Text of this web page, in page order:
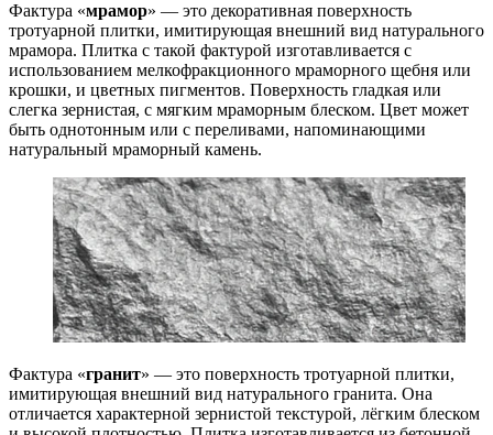
Фактура «мрамор» — это декоративная поверхность
тротуарной плитки, имитирующая внешний вид натурального
мрамора. Плитка с такой фактурой изготавливается с
использованием мелкофракционного мраморного щебня или
крошки, и цветных пигментов. Поверхность гладкая или
слегка зернистая, с мягким мраморным блеском. Цвет может
быть однотонным или с переливами, напоминающими
натуральный мраморный камень.
Фактура «гранит» — это поверхность тротуарной плитки,
имитирующая внешний вид натурального гранита. Она
отличается характерной зернистой текстурой, лёгким блеском